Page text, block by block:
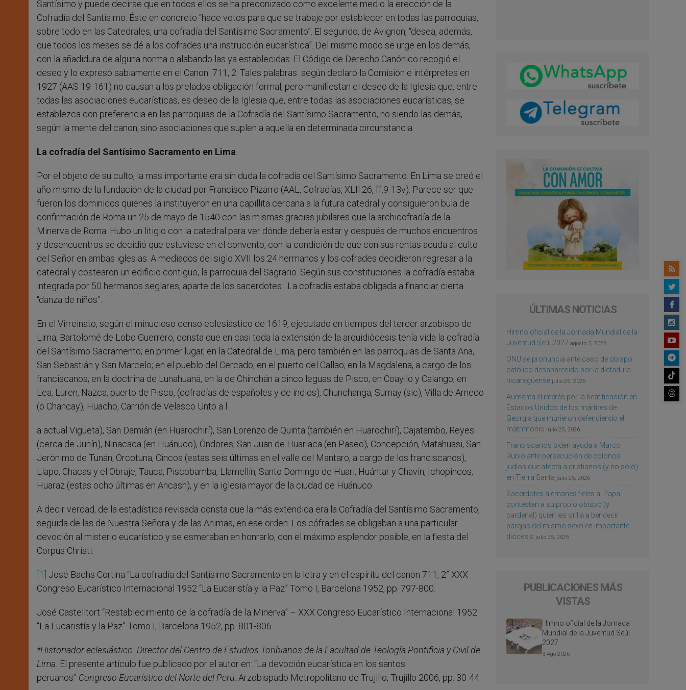
Santísimo y puede decirse que en todos ellos se ha preconizado como excelente medio la erección de la
Cofradía del Santísimo. Éste en concreto “hace votos para que se trabaje por establecer en todas las parroquias,
sobre todo en las Catedrales, una cofradía del Santísimo Sacramento”. El segundo, de Avignon, “desea, además,
que todos los meses se dé a los cofrades una instrucción eucarística”. Del mismo modo se urge en los demás,
con la añadidura de alguna norma o alabando las ya establecidas. El Código de Derecho Canónico recogió el
deseo y lo expresó sabiamente en el Canon 711, 2. Tales palabras según declaró la Comisión e intérpretes en
1927 (AAS 19-161) no causan a los prelados obligación formal, pero manifiestan el deseo de la Iglesia que, entre
todas las asociaciones eucarísticas, es deseo de la Iglesia que, entre todas las asociaciones eucarísticas, se
establezca con preferencia en las parroquias de la Cofradía del Santísimo Sacramento, no siendo las demás,
según la mente del canon, sino asociaciones que suplen a aquella en determinada circunstancia.
La cofradía del Santísimo Sacramento en Lima
Por el objeto de su culto, la más importante era sin duda la cofradía del Santísimo Sacramento. En Lima se creó el
año mismo de la fundación de la ciudad por Francisco Pizarro (AAL, Cofradías, XLII:26, ff.9-13v). Parece ser que
fueron los dominicos quienes la instituyeron en una capillita cercana a la futura catedral y consiguieron bula de
confirmación de Roma un 25 de mayo de 1540 con las mismas gracias jubilares que la archicofradía de la
Minerva de Roma. Hubo un litigio con la catedral para ver dónde debería estar y después de muchos encuentros
y desencuentros se decidió que estuviese en el convento, con la condición de que con sus rentas acuda al culto
del Señor en ambas iglesias. A mediados del siglo XVII los 24 hermanos y los cofrades decidieron regresar a la
catedral y costearon un edificio contiguo, la parroquia del Sagrario. Según sus constituciones la cofradía estaba
integrada por 50 hermanos seglares, aparte de los sacerdotes…La cofradía estaba obligada a financiar cierta
“danza de niños”.
En el Virreinato, según el minucioso censo eclesiástico de 1619, ejecutado en tiempos del tercer arzobispo de
Lima, Bartolomé de Lobo Guerrero, consta que en casi toda la extensión de la arquidiócesis tenía vida la cofradía
del Santísimo Sacramento; en primer lugar, en la Catedral de Lima, pero también en las parroquias de Santa Ana,
San Sebastián y San Marcelo; en el pueblo del Cercado; en el puerto del Callao; en la Magdalena, a cargo de los
franciscanos; en la doctrina de Lunahuaná, en la de Chinchán a cinco leguas de Pisco; en Coayllo y Calango, en
Lea, Luren, Nazca, puerto de Pisco, (cofradías de españoles y de indios), Chunchanga, Sumay (sic), Villa de Arnedo
(o Chancay), Huacho, Carrión de Velasco Unto a l
a actual Vigueta), San Damián (en Huarochirí), San Lorenzo de Quinta (también en Huarochirí), Cajatambo, Reyes
(cerca de Junín), Ninacaca (en Huánuco), Óndores, San Juan de Huariaca (en Paseo), Concepción, Matahuasi, San
Jerónimo de Tunán, Orcotuna, Cincos (estas seis últimas en el valle del Mantaro, a cargo de los franciscanos),
Llapo, Chacas y el Obraje, Tauca, Piscobamba, Llamellín, Santo Domingo de Huari, Huántar y Chavín, Ichopincos,
Huaraz (estas ocho últimas en Ancash), y en la iglesia mayor de la ciudad de Huánuco.
A decir verdad, de la estadística revisada consta que la más extendida era la Cofradía del Santísimo Sacramento,
seguida de las de Nuestra Señora y de las Animas, en ese orden. Los cófrades se obligaban a una particular
devoción al misterio eucarístico y se esmeraban en honrarlo, con el máximo esplendor posible, en la fiesta del
Corpus Christi.
[1]
José Bachs Cortina “La cofradía del Santísimo Sacramento en la letra y en el espíritu del canon 711, 2” XXX
Congreso Eucarístico Internacional 1952 “La Eucaristía y la Paz” Tomo I, Barcelona 1952, pp. 797-800.
José Castelltort “Restablecimiento de la cofradía de la Minerva” – XXX Congreso Eucarístico Internacional 1952
“La Eucaristía y la Paz” Tomo I, Barcelona 1952, pp. 801-806
*Historiador eclesiástico. Director del Centro de Estudios Toribianos de la Facultad de Teología Pontificia y Civil de
Lima. El presente artículo fue publicado por el autor en: “La devoción eucarística en los santos
peruanos” Congreso Eucarístico del Norte del Perú. Arzobispado Metropolitano de Trujillo, Trujillo 2006, pp. 30-44.
ÚLTIMAS NOTICIAS
Himno oficial de la Jornada Mundial de la
Juventud Seúl 2027 agosto 3, 2026
ONU se pronuncia ante caso de obispo
católico desaparecido por la dictadura
nicaragüense julio 25, 2026
Aumenta el interés por la beatificación en
Estados Unidos de los mártires de
Georgia que murieron defendiendo el
matrimonio julio 25, 2026
Franciscanos piden ayuda a Marco
Rubio ante persecución de colonos
judíos que afecta a cristianos (y no sólo)
en Tierra Santa julio 25, 2026
Sacerdotes alemanes fieles al Papa
contestan a su propio obispo (y
cardenal) quien les orilla a bendecir
parejas del mismo sexo en importante
diócesis julio 25, 2026
PUBLICACIONES MÁS
VISTAS
Himno oficial de la Jornada
Mundial de la Juventud Seúl
2027
3 Ago 2026